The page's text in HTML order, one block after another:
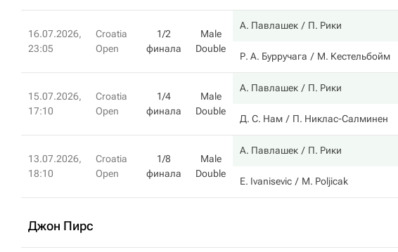
16.07.2026,
23:05
Croatia
Open
1/2
финала
Male
Double
А. Павлашек П. Рики
Р. А. Бурручага М. Кестельбойм
15.07.2026,
17:10
Croatia
Open
1/4
финала
Male
Double
А. Павлашек П. Рики
Д. С. Нам П. Никлас-Салминен
13.07.2026,
18:10
Croatia
Open
1/8
финала
Male
Double
А. Павлашек П. Рики
E. Ivanisevic M. Poljicak
Джон Пирс